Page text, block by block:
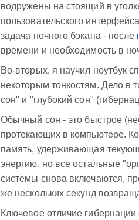
водружены на стоящий в
пользовательского
задача ночного бэкапа - после
времени и необходимость в
Во-вторых, я научил ноутбук
некоторым тонкостям. Дело в
сон" и "глубокий сон"
Обычный сон - это быстрое
протекающих в компьютере.
память, удерживающая
энергию, но все остальные
системы снова включаются,
же нескольких секунд
Ключевое отличие